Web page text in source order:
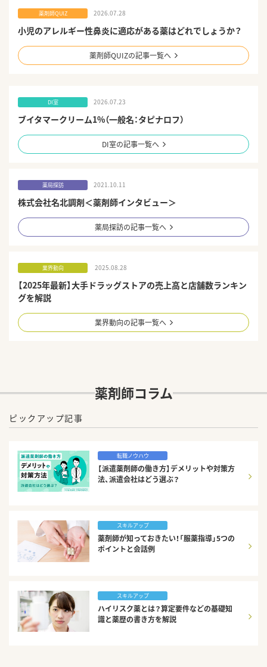
薬剤師QUIZ 2026.07.28
小児のアレルギー性鼻炎に適応がある薬はどれでしょうか？
薬剤師QUIZの記事一覧へ
DI室 2026.07.23
ブイタマークリーム1%（一般名：タピナロフ）
DI室の記事一覧へ
薬局探訪 2021.10.11
株式会社名北調剤＜薬剤師インタビュー＞
薬局探訪の記事一覧へ
業界動向 2025.08.28
【2025年最新】大手ドラッグストアの売上高と店舗数ランキン
グを解説
業界動向の記事一覧へ
薬剤師コラム
ピックアップ記事
転職ノウハウ
【派遣薬剤師の働き方】デメリットや対策方
法、派遣会社はどう選ぶ？
スキルアップ
薬剤師が知っておきたい！「服薬指導」5つの
ポイントと会話例
スキルアップ
ハイリスク薬とは？算定要件などの基礎知
識と薬歴の書き方を解説